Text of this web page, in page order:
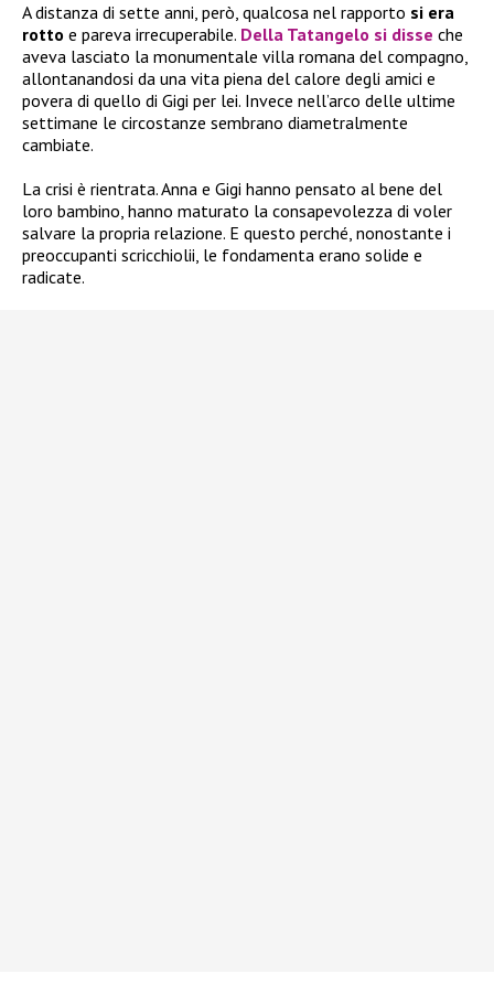
A distanza di sette anni, però, qualcosa nel rapporto si era
rotto e pareva irrecuperabile. Della Tatangelo si disse che
aveva lasciato la monumentale villa romana del compagno,
allontanandosi da una vita piena del calore degli amici e
povera di quello di Gigi per lei. Invece nell’arco delle ultime
settimane le circostanze sembrano diametralmente
cambiate.
La crisi è rientrata. Anna e Gigi hanno pensato al bene del
loro bambino, hanno maturato la consapevolezza di voler
salvare la propria relazione. E questo perché, nonostante i
preoccupanti scricchiolii, le fondamenta erano solide e
radicate.